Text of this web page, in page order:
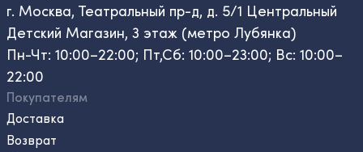
г. Москва, Театральный пр-д, д. 5/1 Центральный
Детский Магазин, 3 этаж (метро Лубянка)
Пн-Чт: 10:00–22:00; Пт,Сб: 10:00–23:00; Вс: 10:00–
22:00
Покупателям
Доставка
Возврат